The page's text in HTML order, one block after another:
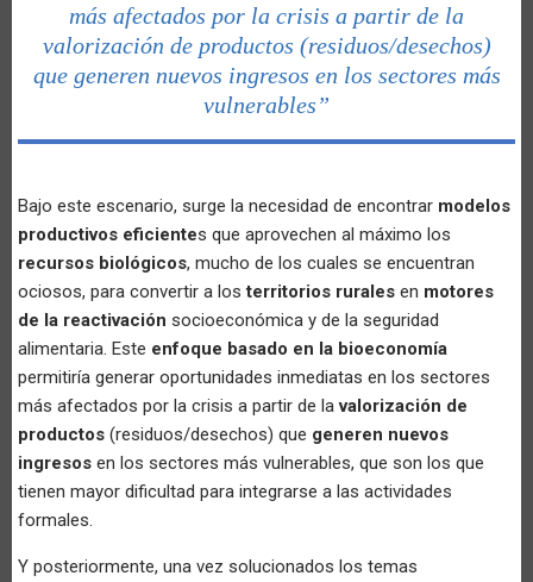
más afectados por la crisis a partir de la
valorización de productos (residuos/desechos)
que generen nuevos ingresos en los sectores más
vulnerables”
Bajo este escenario, surge la necesidad de encontrar modelos
productivos eficientes que aprovechen al máximo los
recursos biológicos, mucho de los cuales se encuentran
ociosos, para convertir a losterritorios rurales en motores
de la reactivación socioeconómica y de la seguridad
alimentaria. Este enfoque basado en la bioeconomía
permitiría generar oportunidades inmediatas en los sectores
más afectados por la crisis a partir de lavalorización de
productos (residuos/desechos) que generen nuevos
ingresos en los sectores más vulnerables, que son los que
tienen mayor dificultad para integrarse a las actividades
formales.
Y posteriormente, una vez solucionados los temas